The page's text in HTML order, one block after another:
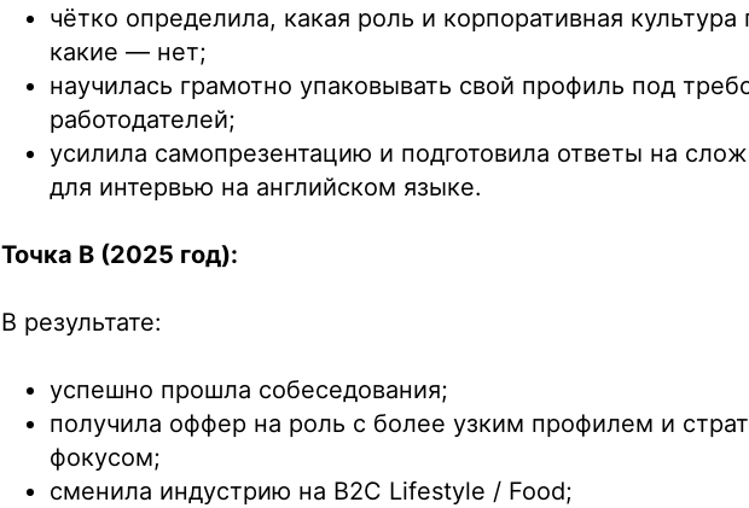
чётко определила, какая роль и корпоративная культура
какие — нет;
научилась грамотно упаковывать свой профиль под
работодателей;
усилила самопрезентацию и подготовила ответы на
для интервью на английском языке.
Точка B (2025 год):
В результате:
успешно прошла собеседования;
получила оффер на роль с более узким профилем и
фокусом;
сменила индустрию на B2C Lifestyle / Food;